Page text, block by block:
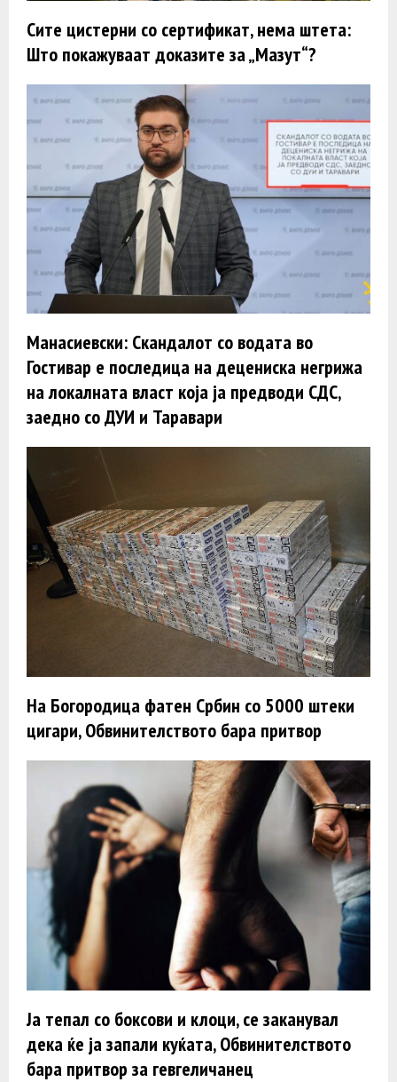
Сите цистерни со сертификат, нема штета:
Што покажуваат доказите за „Мазут“?
Манасиевски: Скандалот со водата во
Гостивар е последица на децениска негрижа
на локалната власт која ја предводи СДС,
заедно со ДУИ и Таравари
На Богородица фатен Србин со 5000 штеки
цигари, Обвинителството бара притвор
Ја тепал со боксови и клоци, се заканувал
дека ќе ја запали куќата, Обвинителството
бара притвор за гевгеличанец